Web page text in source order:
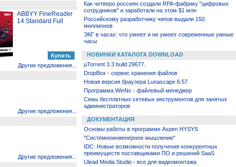
ABBYY FineReader
14 Standard Full
Другие предложения...
Другие предложения...
Другие предложения...
Как четверо россиян создали RPA-фабрику "цифровых
сотрудников" и заработали на этом $1 млн
Российскому разработчику чипов выдали 150
миллионов
ЭКГ в часах: что умеют и не умеют современные умные
часы
НОВИНКИ КАТАЛОГА DOWNLOAD
µTorrent 3.3 build 29677.
DropBox - сервис хранения файлов
Новая версия браузера Lunascape 6.57
Программа WinNc - файловый менеджер
Семь бесплатных сетевых инструментов для занятых
администраторов
ДОКУМЕНТАЦИЯ
Основы работы в программе Aspen HYSYS
"Системноинженерное мышление"
IDC: Новые возможности получения конкурентных
преимуществ поставщиками ПО и решений SaaS
Ulead Media Studio - все для видеомонтажа